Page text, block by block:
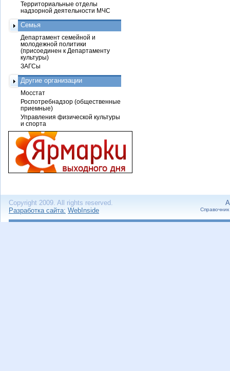
Территориальные отделы
надзорной деятельности МЧС
Семья
Департамент семейной и
молодежной политики
(присоединен к Департаменту
культуры)
ЗАГСы
Другие организации
Мосстат
Роспотребнадзор (общественные
приемные)
Управления физической культуры
и спорта
Copyright 2009. All rights reserved.
Разработка сайта: WebInside